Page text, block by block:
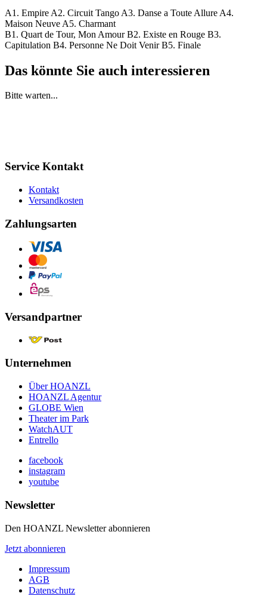
A1. Empire A2. Circuit Tango A3. Danse a Toute Allure A4.
Maison Neuve A5. Charmant
B1. Quart de Tour, Mon Amour B2. Existe en Rouge B3.
Capitulation B4. Personne Ne Doit Venir B5. Finale
Das könnte Sie auch interessieren
Bitte warten...
Service Kontakt
Kontakt
Versandkosten
Zahlungsarten
Versandpartner
Unternehmen
Über HOANZL
HOANZL Agentur
GLOBE Wien
Theater im Park
WatchAUT
Entrello
facebook
instagram
youtube
Newsletter
Den HOANZL Newsletter abonnieren
Jetzt abonnieren
Impressum
AGB
Datenschutz